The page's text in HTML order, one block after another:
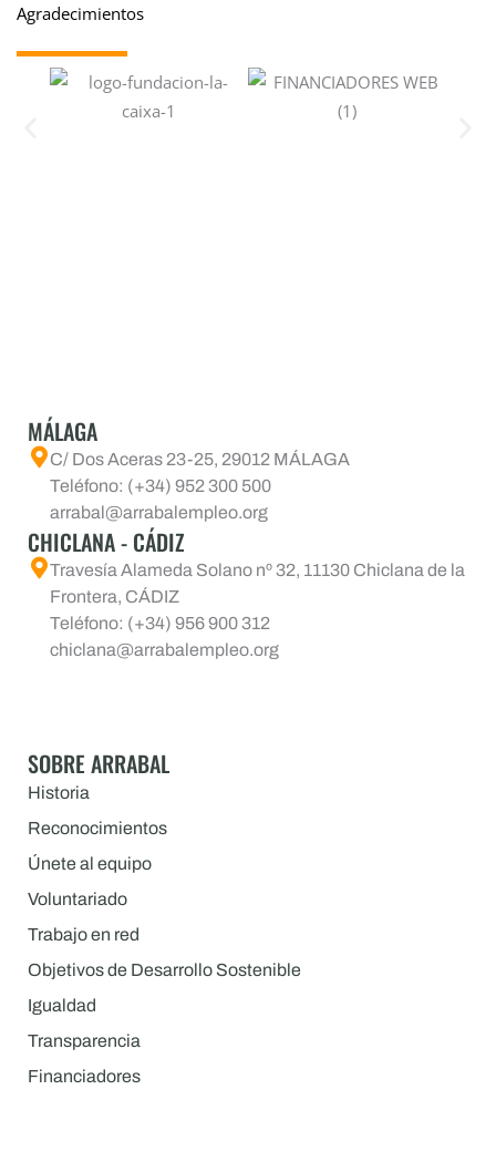
Agradecimientos
MÁLAGA
C/ Dos Aceras 23-25, 29012 MÁLAGA
Teléfono: (+34) 952 300 500
arrabal@arrabalempleo.org
CHICLANA - CÁDIZ
Travesía Alameda Solano nº 32, 11130 Chiclana de la
Frontera, CÁDIZ
Teléfono: (+34) 956 900 312
chiclana@arrabalempleo.org
SOBRE ARRABAL
Historia
Reconocimientos
Únete al equipo
Voluntariado
Trabajo en red
Objetivos de Desarrollo Sostenible
Igualdad
Transparencia
Financiadores